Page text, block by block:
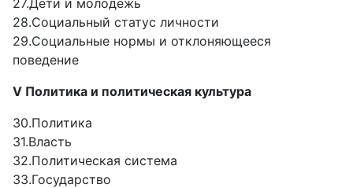
27.Дети и молодежь
28.Социальный статус личности
29.Социальные нормы и отклоняющееся
поведение
V Политика и политическая культура
30.Политика
31.Власть
32.Политическая система
33.Государство